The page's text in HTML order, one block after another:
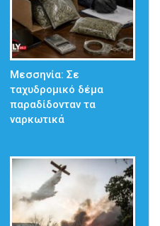
Μεσσηνία: Σε
ταχυδρομικό δέμα
παραδίδονταν τα
ναρκωτικά